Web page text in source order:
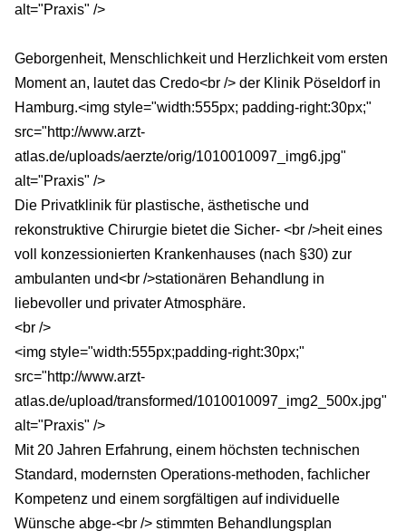
alt="Praxis" />
Geborgenheit, Menschlichkeit und Herzlichkeit vom ersten
Moment an, lautet das Credo<br /> der Klinik Pöseldorf in
Hamburg.<img style="width:555px; padding-right:30px;"
src="http://www.arzt-
atlas.de/uploads/aerzte/orig/1010010097_img6.jpg"
alt="Praxis" />
Die Privatklinik für plastische, ästhetische und
rekonstruktive Chirurgie bietet die Sicher- <br />heit eines
voll konzessionierten Krankenhauses (nach §30) zur
ambulanten und<br />stationären Behandlung in
liebevoller und privater Atmosphäre.
<br />
<img style="width:555px;padding-right:30px;"
src="http://www.arzt-
atlas.de/upload/transformed/1010010097_img2_500x.jpg"
alt="Praxis" />
Mit 20 Jahren Erfahrung, einem höchsten technischen
Standard, modernsten Operations-methoden, fachlicher
Kompetenz und einem sorgfältigen auf individuelle
Wünsche abge-<br /> stimmten Behandlungsplan